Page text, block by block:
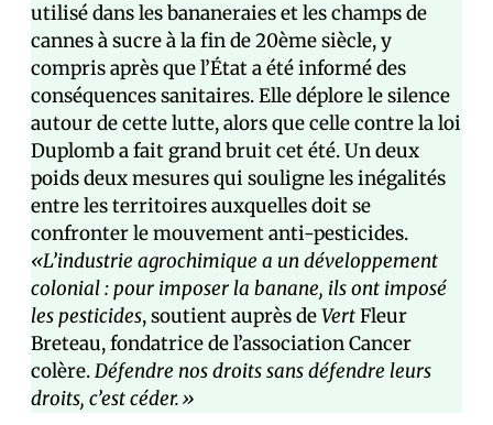
utilisé dans les bananeraies et les champs de
cannes à sucre à la fin de 20ème siècle, y
compris après que l’État a été informé des
conséquences sanitaires. Elle déplore le silence
autour de cette lutte, alors que celle contre la loi
Duplomb a fait grand bruit cet été. Un deux
poids deux mesures qui souligne les inégalités
entre les territoires auxquelles doit se
confronter le mouvement anti-pesticides.
«L’industrie agrochimique a un développement
colonial : pour imposer la banane, ils ont imposé
les pesticides, soutient auprès deVertFleur
Breteau, fondatrice de l’association Cancer
colère.Défendre nos droits sans défendre leurs
droits, c’est céder.»